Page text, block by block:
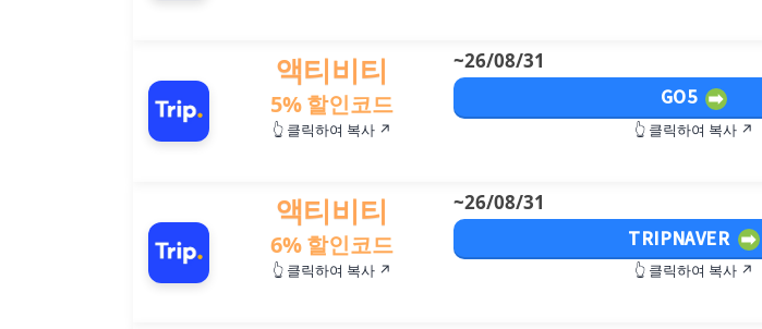
액티비티
5% 할인코드
👆 클릭하여 복사 ↗
~26/08/31
GO5
👆 클릭하여 복사 ↗
액티비티
6% 할인코드
👆 클릭하여 복사 ↗
~26/08/31
TRIPNAVER
👆 클릭하여 복사 ↗